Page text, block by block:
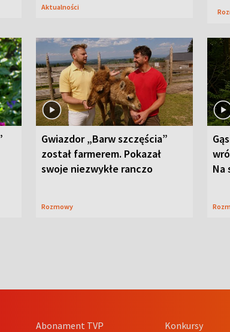
Aktualności
Gwiazdor „Barw szczęścia”
został farmerem. Pokazał
swoje niezwykłe ranczo
Rozmowy
Na
Abonament TVP
Konkursy